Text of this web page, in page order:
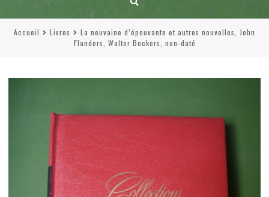
Accueil Livres
La neuvaine d’épouvante et autres nouvelles, John
Flanders, Walter Beckers, non-daté